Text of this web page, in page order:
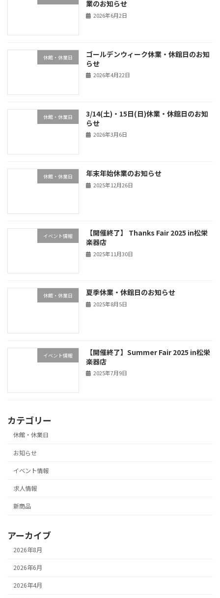
業のお知らせ
2026年6月2日
休館・休業日
ゴールデンウィーク休業・休館日のお知
らせ
2026年4月22日
休館・休業日
3/14(土)・15日(日)休業・休館日のお知
らせ
2026年3月6日
休館・休業日 年末年始休業のお知らせ
2025年12月26日
イベント情報
【開催終了】 Thanks Fair 2025 in松栄
楽器店
2025年11月30日
休館・休業日 夏季休業・休館日のお知らせ
2025年8月5日
イベント情報
【開催終了】Summer Fair 2025 in松栄
楽器店
2025年7月9日
カテゴリー
休館・休業日
お知らせ
イベント情報
求人情報
新商品
アーカイブ
2026年8月
2026年6月
2026年4月